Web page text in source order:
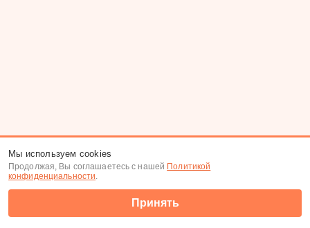
Мы используем cookies
Продолжая, Вы соглашаетесь с нашей Политикой
конфиденциальности.
Принять